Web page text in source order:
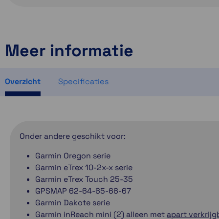
Meer informatie
Overzicht Specificaties
Onder andere geschikt voor:
Garmin Oregon serie
Garmin eTrex 10-2x-x serie
Garmin eTrex Touch 25-35
GPSMAP 62-64-65-66-67
Garmin Dakote serie
Garmin inReach mini (2) alleen met apart